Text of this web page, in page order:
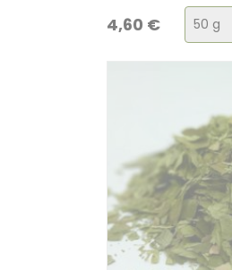
4,60 €
Choix
de
la